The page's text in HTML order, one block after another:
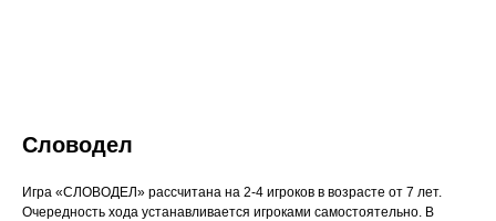
Словодел
Игра «СЛОВОДЕЛ» рассчитана на 2-4 игроков в возрасте от 7 лет.
Очередность хода устанавливается игроками самостоятельно. В